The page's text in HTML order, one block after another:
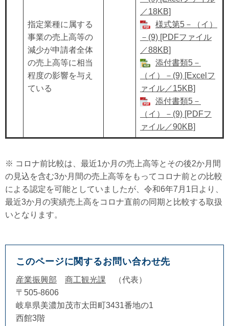
指定業種に属する
事業の売上高等の
減少が申請者全体
の売上高等に相当
程度の影響を与え
ている
／18KB]
様式第5－（イ）
－(9) [PDFファイル
／88KB]
添付書類5－
（イ）－(9) [Excelフ
ァイル／15KB]
添付書類5－
（イ）－(9) [PDFフ
ァイル／90KB]
※ コロナ前比較は、最近1か月の売上高等とその後2か月間
の見込を含む3か月間の売上高等をもってコロナ前との比較
による認定を可能としていましたが、令和6年7月1日より、
最近3か月の実績売上高をコロナ直前の同期と比較する取扱
いとなります。
このページに関するお問い合わせ先
産業振興部 商工観光課
代表
〒505-8606
岐阜県美濃加茂市太田町3431番地の1
西館3階